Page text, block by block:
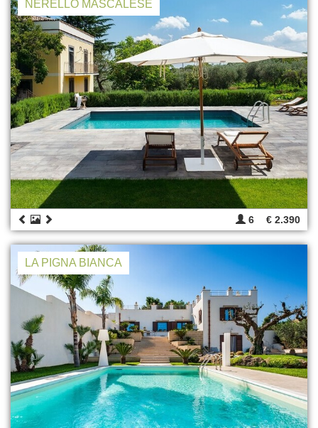
NERELLO MASCALESE
6 € 2.390
LA PIGNA BIANCA